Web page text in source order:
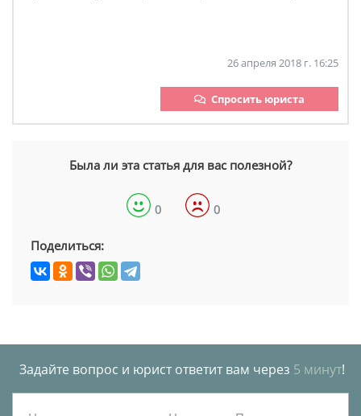
26 апреля 2018 г. 16:25
Спросить юриста
Была ли эта статья для вас полезной?
0 0
Поделиться:
Задайте вопрос и юрист ответит вам через 5 минут!